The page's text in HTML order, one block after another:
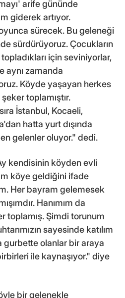
arife gününde
giderek artıyor.
sürecek. Bu geleneği
sürdürüyoruz. Çocukların
için seviniyorlar,
aynı zamanda
Köyde yaşayan herkes
toplamıştır.
İstanbul, Kocaeli,
hatta yurt dışında
gelenler oluyor." dedi.
kendisinin köyden evli
köye geldiğini ifade
Her bayram gelemesek
Hanımım da
toplamış. Şimdi torunum
sayesinde katılım
gurbette olanlar bir araya
ile kaynaşıyor." diye
bir gelenekle